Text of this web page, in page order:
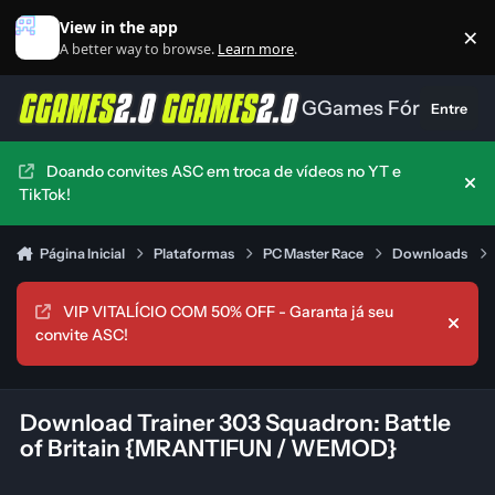
Ir para conteúdo
View in the app
A better way to browse. Learn more. ×
GGames FórumEntre
Doando convites ASC em troca de vídeos no YT e
TikTok!
Página Inicial Plataformas PC Master Race Downloads
VIP VITALÍCIO COM 50% OFF - Garanta já seu
convite ASC!
Hide
Download Trainer 303 Squadron: Battle
of Britain {MRANTIFUN / WEMOD}